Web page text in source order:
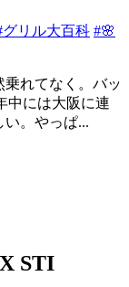
グリル大百科 #🌸
れてなく。バッ
中には大阪に連
。やっぱ...
STI